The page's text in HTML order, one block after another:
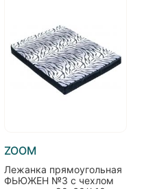
ZOOM
Лежанка прямоугольная
ФЬЮЖЕН №3 с чехлом